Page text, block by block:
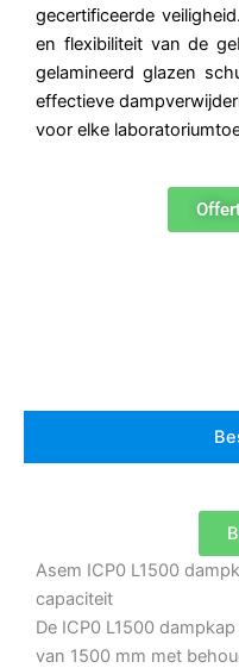
gecertificeerde
en flexibiliteit van de
gelamineerd glazen
effectieve
voor elke
Asem ICP0 L1500
capaciteit
De ICP0 L1500
van 1500 mm met